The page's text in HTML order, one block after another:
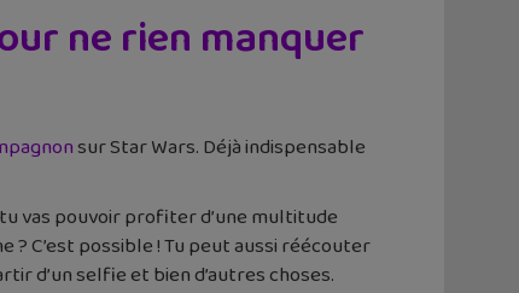
ne rien manquer
sur Star Wars. Déjà indispensable
vas pouvoir profiter d’une multitude
C’est possible ! Tu peut aussi réécouter
d’un selfie et bien d’autres choses.